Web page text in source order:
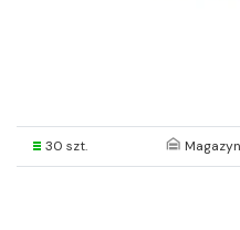
30 szt.